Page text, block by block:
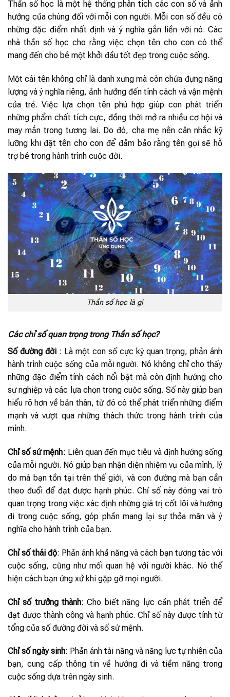
Thần số học là một hệ thống phân tích các con số và ảnh
hưởng của chúng đối với mỗi con người. Mỗi con số đều có
những đặc điểm nhất định và ý nghĩa gắn liền với nó. Các
nhà thần số học cho rằng việc chọn tên cho con có thể
mang đến cho bé một khởi đầu tốt đẹp trong cuộc sống.
Một cái tên không chỉ là danh xưng mà còn chứa đựng năng
lượng và ý nghĩa riêng, ảnh hưởng đến tính cách và vận mệnh
của trẻ. Việc lựa chọn tên phù hợp giúp con phát triển
những phẩm chất tích cực, đồng thời mở ra nhiều cơ hội và
may mắn trong tương lai. Do đó, cha mẹ nên cân nhắc kỹ
lưỡng khi đặt tên cho con để đảm bảo rằng tên gọi sẽ hỗ
trợ bé trong hành trình cuộc đời.
Thần số học là gì
Các chỉ số quan trọng trong Thần số học?
Số đường đời : Là một con số cực kỳ quan trọng, phản ánh
hành trình cuộc sống của mỗi người. Nó không chỉ cho thấy
những đặc điểm tính cách nổi bật mà còn định hướng cho
sự nghiệp và các lựa chọn trong cuộc sống. Số này giúp bạn
hiểu rõ hơn về bản thân, từ đó có thể phát triển những điểm
mạnh và vượt qua những thách thức trong hành trình của
mình.
Chỉ số sứ mệnh: Liên quan đến mục tiêu và định hướng sống
của mỗi người. Nó giúp bạn nhận diện nhiệm vụ của mình, lý
do mà bạn tồn tại trên thế giới, và con đường mà bạn cần
theo đuổi để đạt được hạnh phúc. Chỉ số này đóng vai trò
quan trọng trong việc xác định những giá trị cốt lõi và hướng
đi trong cuộc sống, góp phần mang lại sự thỏa mãn và ý
nghĩa cho hành trình của bạn.
Chỉ số thái độ: Phản ánh khả năng và cách bạn tương tác với
cuộc sống, cũng như mối quan hệ với người khác. Nó thể
hiện cách bạn ứng xử khi gặp gỡ mọi người.
Chỉ số trưởng thành: Cho biết năng lực cần phát triển để
đạt được thành công và hạnh phúc. Chỉ số này được tính từ
tổng của số đường đời và số sứ mệnh.
Chỉ số ngày sinh: Phản ánh tài năng và năng lực tự nhiên của
bạn, cung cấp thông tin về hướng đi và tiềm năng trong
cuộc sống dựa trên ngày sinh.